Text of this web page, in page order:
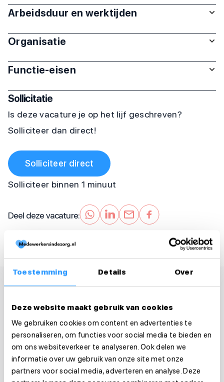
Toestemming Details Over
Deze website maakt gebruik van cookies
We gebruiken cookies om content en advertenties te
personaliseren, om functies voor social media te bieden en
om ons websiteverkeer te analyseren. Ook delen we
informatie over uw gebruik van onze site met onze
partners voor social media, adverteren en analyse. Deze
Arbeidsduur en werktijden
Organisatie
Functie-eisen
Sollicitatie
Is deze vacature je op het lijf geschreven?
Solliciteer dan direct!
Solliciteer direct
Solliciteer binnen 1 minuut
Deel deze vacature: